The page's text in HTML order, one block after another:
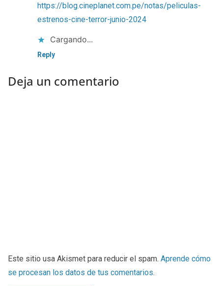
https://blog.cineplanet.com.pe/notas/peliculas-
estrenos-cine-terror-junio-2024
Cargando...
Reply
Deja un comentario
Este sitio usa Akismet para reducir el spam. Aprende cómo
se procesan los datos de tus comentarios.